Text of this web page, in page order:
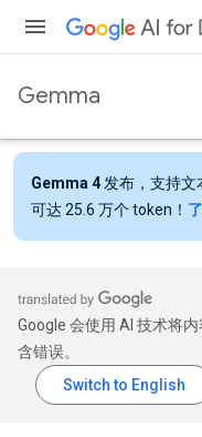
Gemma
Gemma 4 发布，支持文
可达 25.6 万个 token！
Google 会使用 AI 技术将
含错误。